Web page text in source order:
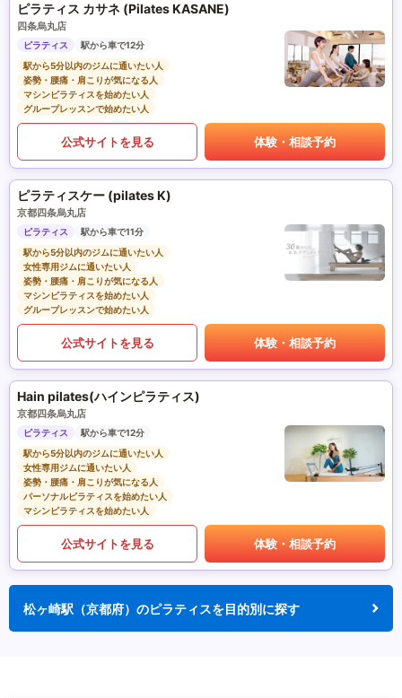
ピラティス カサネ (Pilates KASANE)
四条烏丸店
ピラティス
駅から車で12分
駅から5分以内のジムに通いたい人
姿勢・腰痛・肩こりが気になる人
マシンピラティスを始めたい人
グループレッスンで始めたい人
公式サイトを見る 体験・相談予約
ピラティスケー (pilates K)
京都四条烏丸店
ピラティス
駅から車で11分
駅から5分以内のジムに通いたい人
女性専用ジムに通いたい人
姿勢・腰痛・肩こりが気になる人
マシンピラティスを始めたい人
グループレッスンで始めたい人
公式サイトを見る 体験・相談予約
Hain pilates(ハインピラティス)
京都四条烏丸店
ピラティス
駅から車で12分
駅から5分以内のジムに通いたい人
女性専用ジムに通いたい人
姿勢・腰痛・肩こりが気になる人
パーソナルピラティスを始めたい人
マシンピラティスを始めたい人
公式サイトを見る 体験・相談予約
松ヶ崎駅（京都府）のピラティスを目的別に探す